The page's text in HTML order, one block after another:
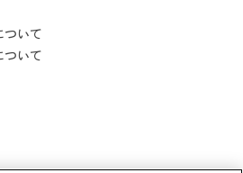
ついて
ついて